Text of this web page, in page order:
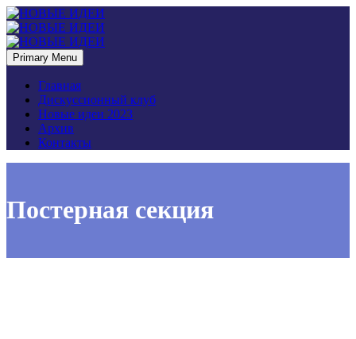
Primary Menu
Главная
Дискуссионный клуб
Новые идеи 2023
Архив
Контакты
Постерная секция